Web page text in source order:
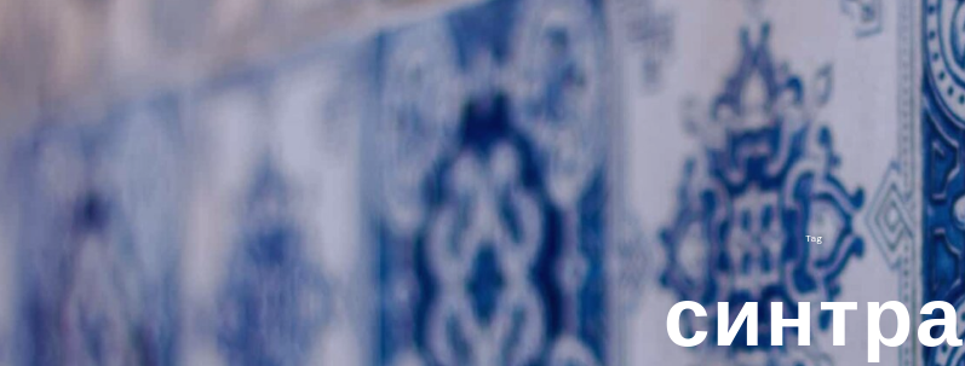
Tag
синтра